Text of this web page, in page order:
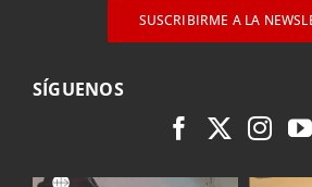
SUSCRIBIRME A LA
SÍGUENOS